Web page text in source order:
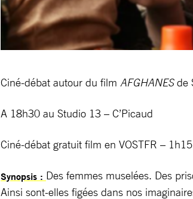
Ciné-débat autour du film AFGHANESde
A 18h30 au Studio 13 – C’Picaud
Ciné-débat gratuit film en VOSTFR – 1h15
Synopsis : Des femmes muselées. Des
Ainsi sont-elles figées dans nos